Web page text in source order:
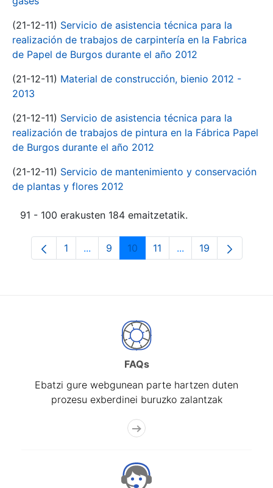
(21-12-11) Servicio de asistencia técnica para la
realización de trabajos de carpintería en la Fabrica
de Papel de Burgos durante el año 2012
(21-12-11) Material de construcción, bienio 2012 -
2013
(21-12-11) Servicio de asistencia técnica para la
realización de trabajos de pintura en la Fábrica Papel
de Burgos durante el año 2012
(21-12-11) Servicio de mantenimiento y conservación
de plantas y flores 2012
91 - 100 erakusten 184 emaitzetatik.
Orrialdea
1 ...Intermediate Pages Use TAB to
Orrialdea
9 Orrialdea
10 Orrialdea
11 ...Intermediate Pages
Orrialdea
19
FAQs
Ebatzi gure webgunean parte hartzen duten
prozesu exberdinei buruzko zalantzak